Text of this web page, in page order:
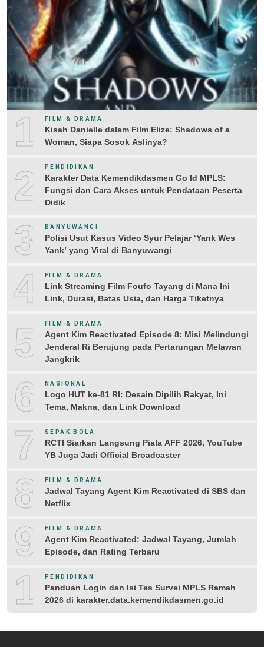
1 FILM & DRAMA
Kisah Danielle dalam Film Elize: Shadows of a
Woman, Siapa Sosok Aslinya?
2 PENDIDIKAN
Karakter Data Kemendikdasmen Go Id MPLS:
Fungsi dan Cara Akses untuk Pendataan Peserta
Didik
3 BANYUWANGI
Polisi Usut Kasus Video Syur Pelajar ‘Yank Wes
Yank’ yang Viral di Banyuwangi
4 FILM & DRAMA
Link Streaming Film Foufo Tayang di Mana Ini
Link, Durasi, Batas Usia, dan Harga Tiketnya
5 FILM & DRAMA
Agent Kim Reactivated Episode 8: Misi Melindungi
Jenderal Ri Berujung pada Pertarungan Melawan
Jangkrik
6 NASIONAL
Logo HUT ke-81 RI: Desain Dipilih Rakyat, Ini
Tema, Makna, dan Link Download
7 SEPAK BOLA
RCTI Siarkan Langsung Piala AFF 2026, YouTube
YB Juga Jadi Official Broadcaster
8 FILM & DRAMA
Jadwal Tayang Agent Kim Reactivated di SBS dan
Netflix
9 FILM & DRAMA
Agent Kim Reactivated: Jadwal Tayang, Jumlah
Episode, dan Rating Terbaru
10PENDIDIKAN
Panduan Login dan Isi Tes Survei MPLS Ramah
2026 di karakter.data.kemendikdasmen.go.id